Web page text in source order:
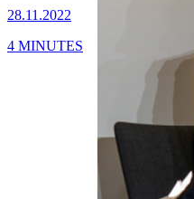
28.11.2022
4 MINUTES